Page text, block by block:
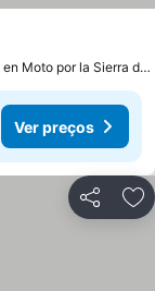
Moto por la Sierra de
Ver preços
Partilhar